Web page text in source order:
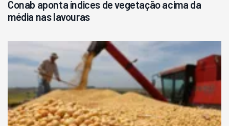
Conab aponta índices de vegetação acima da
média nas lavouras